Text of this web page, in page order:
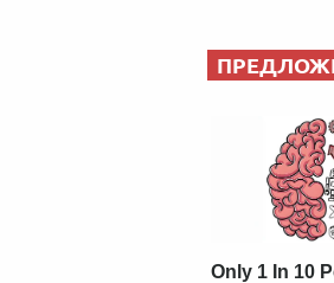
Only 1 In 10